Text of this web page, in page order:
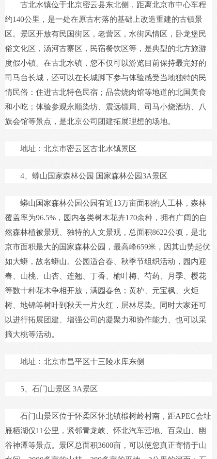
古北水镇位于北京密云县东北侧，距离北京市中心车程
约140公里，是一处在原古村落的基础上改造重建的古镇景
区。景区开放有民国街区，老营区，水街风情区，卧龙堡民
俗文化区，汤河古寨区，民宿餐饮区等，是典型的北方旅游
度假小镇。在古北水镇，您不仅可以游览目前保持最完好的
司马台长城，还可以在长城脚下参与体验感受当地独特的民
情民俗：住进古北特色民宿；品尝烧肉馆等地道的北国美食
和小吃；体验参观永顺染坊、震远镖局、司马小烧酒坊、八
旗会馆等景点，是北京公司团建拓展理想的场地。
地址：北京市密云区古北水镇景区
4、蟒山国家森林公园 国家森林公园3A景区
蟒山国家森林公园公园有近13万亩面积的人工林，森林
覆盖率为96.5%，园内各类树木花卉170余种，拥有广阔的自
然森林植被景观、独特的人文景观，总面积8622公顷，是北
京市面积最大的国家森林公园，最高峰659米，因其山势起伏
如大蟒，故名蟒山。公园适合春、秋季节组织活动，园内迎
春、山桃、山杏、连翘、丁香、榆叶梅、芍药、月季、樱花
等数十种花木争相开放，满园春色；黄栌、元宝枫、火炬
树、地锦等树叶到秋天一片火红，层林尽染。同时大家还可
以进行拓展团建、增强公司的凝聚力和协作能力、也可以采
摘大桃等活动。
地址：北京市昌平区十三陵水库东侧
5、石门山景区 3A景区
石门山景区位于怀柔区怀北镇椴树岭村南，距APEC会址
雁栖湖仅11公里，紧邻青龙峡、怀北汽车营地、百泉山、幽
谷神潭等景点。景区总面积3600亩，可以使您真正寄情于山